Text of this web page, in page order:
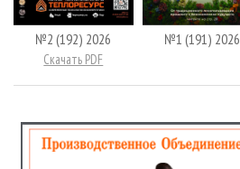
№2 (192) 2026
Скачать PDF
№1 (191) 2026